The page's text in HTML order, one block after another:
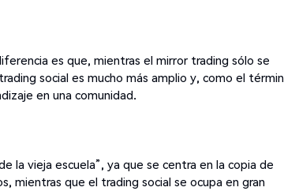
es que, mientras el mirror trading sólo se
social es mucho más amplio y, como el
en una comunidad.
la vieja escuela”, ya que se centra en la copia de
mientras que el trading social se ocupa en gran